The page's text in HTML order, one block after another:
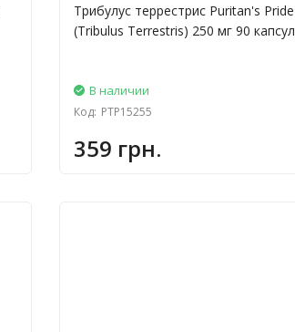
Трибулус террестрис Puritan's Pride
(Tribulus Terrestris) 250 мг 90 капсул
В наличии
Код: PTP15255
359 грн.